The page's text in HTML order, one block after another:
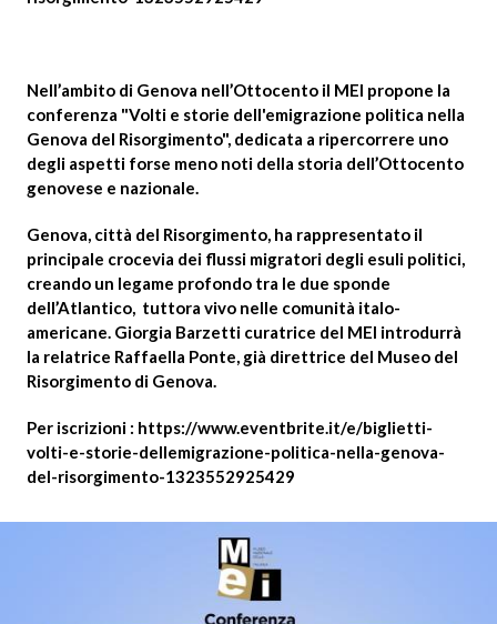
Nell’ambito di Genova nell’Ottocento il MEI propone la
conferenza "Volti e storie dell'emigrazione politica nella
Genova del Risorgimento", dedicata a ripercorrere uno
degli aspetti forse meno noti della storia dell’Ottocento
genovese e nazionale.
Genova, città del Risorgimento, ha rappresentato il
principale crocevia dei flussi migratori degli esuli politici,
creando un legame profondo tra le due sponde
dell’Atlantico, tuttora vivo nelle comunità italo-
americane. Giorgia Barzetti curatrice del MEI introdurrà
la relatrice Raffaella Ponte, già direttrice del Museo del
Risorgimento di Genova.
Per iscrizioni : https://www.eventbrite.it/e/biglietti-
volti-e-storie-dellemigrazione-politica-nella-genova-
del-risorgimento-1323552925429